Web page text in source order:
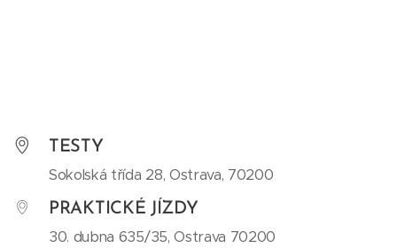
TESTY
Sokolská třída 28, Ostrava, 70200
PRAKTICKÉ JÍZDY
30. dubna 635/35, Ostrava 70200